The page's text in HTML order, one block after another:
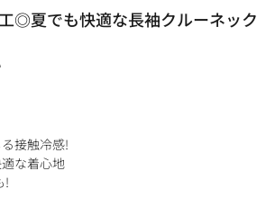
◎夏でも快適な長袖クルーネック
接触冷感!
な着心地
!